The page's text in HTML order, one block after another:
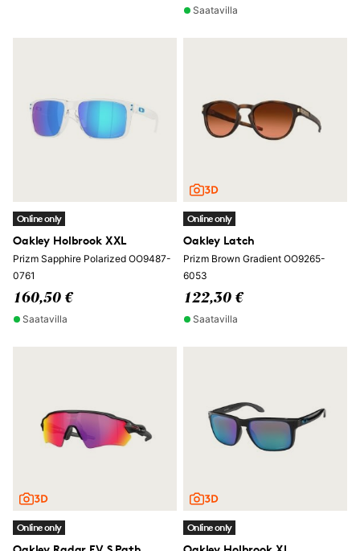
Saatavilla
Online only
Oakley Holbrook XXL
Prizm Sapphire Polarized OO9487-
0761
160,50 €
Saatavilla
Online only
Oakley Latch
Prizm Brown Gradient OO9265-
6053
122,30 €
Saatavilla
Online only Online only